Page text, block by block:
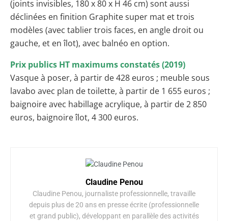
(joints invisibles, 180 x 80 x H 46 cm) sont aussi
déclinées en finition Graphite super mat et trois
modèles (avec tablier trois faces, en angle droit ou
gauche, et en îlot), avec balnéo en option.
Prix publics HT maximums constatés (2019)
Vasque à poser, à partir de 428 euros ; meuble sous
lavabo avec plan de toilette, à partir de 1 655 euros ;
baignoire avec habillage acrylique, à partir de 2 850
euros, baignoire îlot, 4 300 euros.
Claudine Penou
Claudine Penou, journaliste professionnelle, travaille
depuis plus de 20 ans en presse écrite (professionnelle
et grand public), développant en parallèle des activités